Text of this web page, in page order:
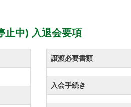
止中) 入退会要項
譲渡必要書類
入会手続き